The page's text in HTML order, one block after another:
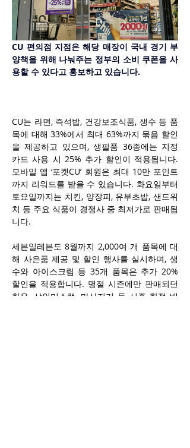
CU 편의점 지점은 해당 매장이 국내 경기 부
양책을 위해 나눠주는 정부의 소비 쿠폰을 사
용할 수 있다고 홍보하고 있습니다.
CU는 라면, 즉석밥, 건강보조식품, 생수 등 품
목에 대해 33%에서 최대 63%까지 묶음 할인
을 제공하고 있으며, 생필품 36종에는 지정
카드 사용 시 25% 추가 할인이 적용됩니다.
모바일 앱 ‘포켓CU’ 회원은 최대 10만 포인트
까지 리워드를 받을 수 있습니다. 화요일부터
토요일까지는 치킨, 양장피, 유부초밥, 샌드위
치 등 주요 식품이 경쟁사 중 최저가로 판매됩
니다.
세븐일레븐도 8월까지 2,000여 개 품목에 대
해 사은품 제공 및 할인 행사를 실시하며, 생
수와 아이스크림 등 35개 품목은 추가 20%
할인을 적용합니다. 명절 시즌에만 판매되던
한우, 샤인머스캣, 마사지기 등 시즌 한정 배